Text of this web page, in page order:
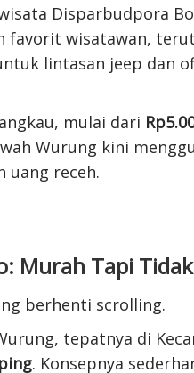
Disparbudpora
favorit wisatawan,
lintasan jeep dan
mulai dari
Wurung kini
uang receh.
Murah Tapi
berhenti scrolling.
tepatnya di
. Konsepnya